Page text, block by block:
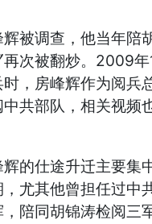
调查，他当年陪
再次被翻炒。2009
，房峰辉作为阅兵
共部队，相关视频
仕途升迁主要集
尤其他曾担任过中
陪同胡锦涛检阅三